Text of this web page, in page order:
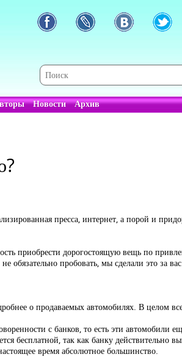
Новости Архив
пресса, интернет, а порой и
приобрести дорогостоящую вещь по
обязательно пробовать, мы сделали это за
о продаваемых автомобилях. В целом
с банков, то есть эти автомобили
бесплатной, так как банку
время абсолютное большинство.